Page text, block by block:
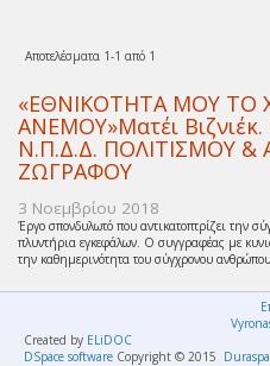
Αποτελέσματα 1-1 από 1
«ΕΘΝΙΚΟΤΗΤΑ ΜΟΥ ΤΟ
ΑΝΕΜΟΥ»Ματέι
Ν.Π.Δ.Δ. ΠΟΛΙΤΙΣΜΟΥ
ΖΩΓΡΑΦΟΥ
3 Νοεμβρίου 2018
Έργο σπονδυλωτό που αντικατοπτρίζει την
πλυντήρια εγκεφάλων. Ο συγγραφέας με
την καθημερινότητα του σύγχρονου
Created by ELiDOC
DSpace software Copyright © 2015